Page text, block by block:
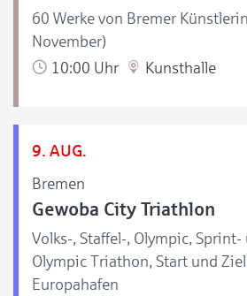
60 Werke von Bremer
November)
10:00 Uhr
Kunsthalle
9. AUG.
Bremen
Gewoba City Triathlon
Volks-, Staffel-, Olympic,
Olympic Triathon, Start und
Europahafen